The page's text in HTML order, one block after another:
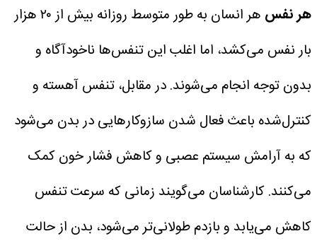
هر نفس
هر انسان به طور متوسط روزانه بیش از ۲۰ هزار
بار نفس می‌کشد، اما اغلب این تنفس‌ها ناخودآگاه و
بدون توجه انجام می‌شوند. در مقابل، تنفس آهسته و
کنترل‌شده باعث فعال شدن سازوکارهایی در بدن می‌شود
که به آرامش سیستم عصبی و کاهش فشار خون کمک
می‌کنند.کارشناسان می‌گویند زمانی که سرعت تنفس
کاهش می‌یابد و بازدم طولانی‌تر می‌شود، بدن از حالت